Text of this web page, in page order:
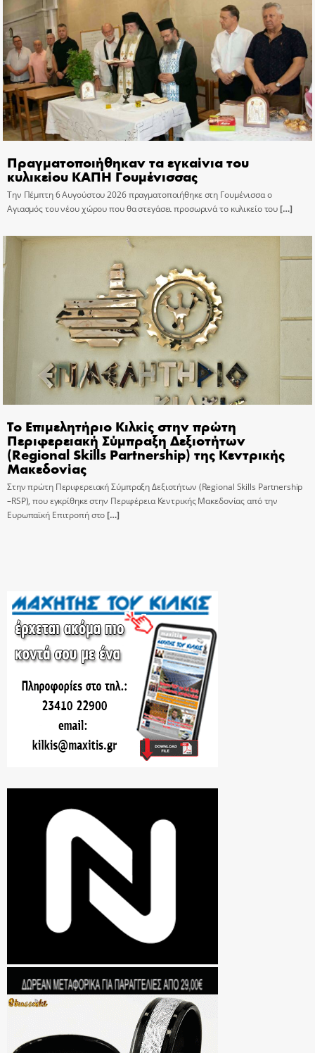
Πραγματοποιήθηκαν τα εγκαίνια του
κυλικείου ΚΑΠΗ Γουμένισσας
Την Πέμπτη 6 Αυγούστου 2026 πραγματοποιήθηκε στη Γουμένισσα ο
Αγιασμός του νέου χώρου που θα στεγάσει προσωρινά το κυλικείο του[…]
Το Επιμελητήριο Κιλκίς στην πρώτη
Περιφερειακή Σύμπραξη Δεξιοτήτων
(Regional Skills Partnership) της Κεντρικής
Μακεδονίας
Στην πρώτη Περιφερειακή Σύμπραξη Δεξιοτήτων (Regional Skills Partnership
–RSP), που εγκρίθηκε στην Περιφέρεια Κεντρικής Μακεδονίας από την
Ευρωπαϊκή Επιτροπή στο[…]